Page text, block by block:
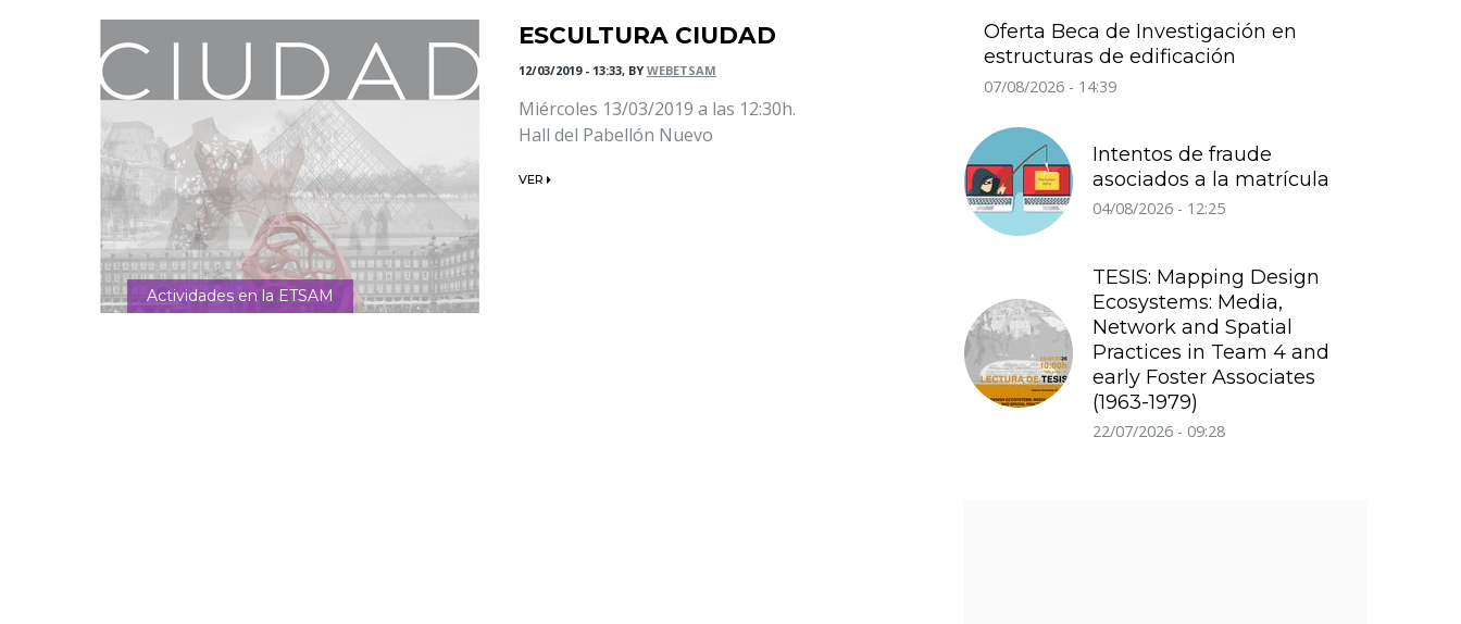
Actividades en la ETSAM
ESCULTURA CIUDAD
12/03/2019 - 13:33, BY WEBETSAM
Miércoles 13/03/2019 a las 12:30h.
Hall del Pabellón Nuevo
VER
Oferta Beca de Investigación en
estructuras de edificación
07/08/2026 - 14:39
Intentos de fraude
asociados a la matrícula
04/08/2026 - 12:25
TESIS: Mapping Design
Ecosystems: Media,
Network and Spatial
Practices in Team 4 and
early Foster Associates
(1963-1979)
22/07/2026 - 09:28